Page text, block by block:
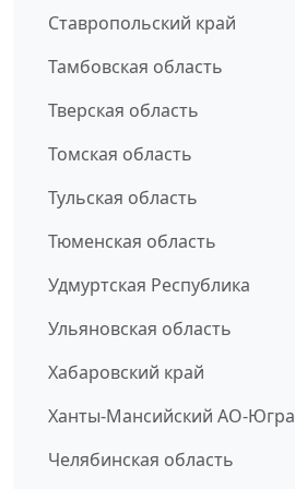
Ставропольский край
Тамбовская область
Тверская область
Томская область
Тульская область
Тюменская область
Удмуртская Республика
Ульяновская область
Хабаровский край
Ханты-Мансийский АО-Югра
Челябинская область